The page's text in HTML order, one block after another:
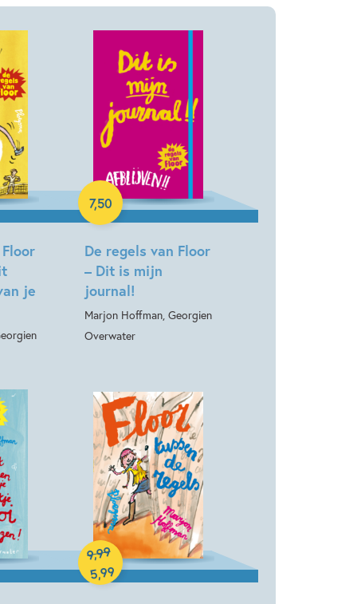
je
De regels van Floor
– Dit is mijn
journal!
Marjon Hoffman, Georgien
Overwater
7,50
Hardcover
9,99
5,99
E-book